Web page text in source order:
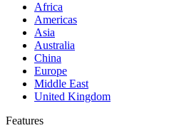
Africa
Americas
Asia
Australia
China
Europe
Middle East
United Kingdom
Features